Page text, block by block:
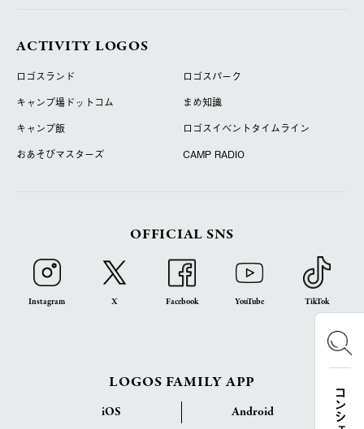
ACTIVITY LOGOS
ロゴスランド
ロゴスパーク
キャンプ場ドットコム
まめ知識
キャンプ飯
ロゴスイベントタイムライン
おあそびマスターズ
CAMP RADIO
OFFICIAL SNS
Instagram X Facebook YouTube TikTok
LOGOS FAMILY APP
iOS Android